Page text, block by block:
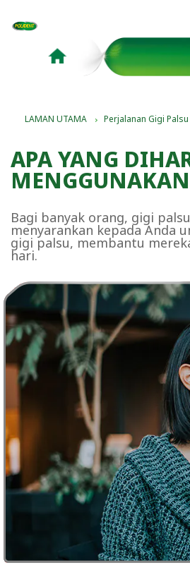
LAMAN UTAMA Perjalanan Gigi Palsu
APA YANG
Bagi banyak orang, gigi
menyarankan kepada Anda
gigi palsu, membantu
hari.